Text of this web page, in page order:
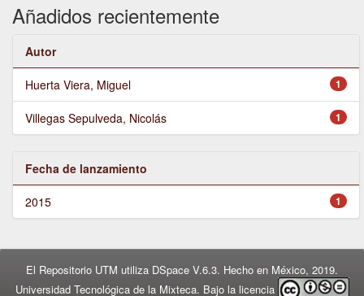
Añadidos recientemente
Autor
1
Huerta Viera, Miguel
1
Villegas Sepulveda, Nicolás
Fecha de lanzamiento
1
2015
El Repositorio UTM utiliza DSpace V.6.3. Hecho en México, 2019.
Universidad Tecnológica de la Mixteca. Bajo la licencia